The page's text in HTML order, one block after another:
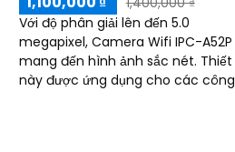
Với độ phân giải lên đến 5.0
megapixel, Camera Wifi IPC-A52P
mang đến hình ảnh sắc nét. Thiết bị
này được ứng dụng cho các công